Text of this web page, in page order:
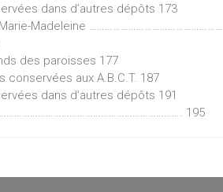
dans d’autres dépôts 173
Marie-Madeleine
des paroisses 177
conservées aux A.B.C.T. 187
dans d’autres dépôts 191
195